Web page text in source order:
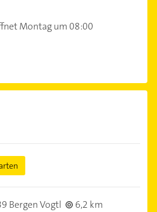
Montag um 08:00
Bergen Vogtl
6,2 km